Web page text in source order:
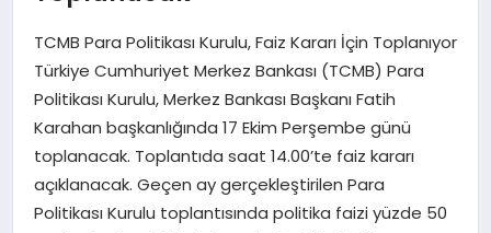
SPOR
YAŞAM
EĞITIM
TCMB Para Politikası Kurulu, Faiz Kararı İçin Toplanıyor
Türkiye Cumhuriyet Merkez Bankası (TCMB) Para
Politikası Kurulu, Merkez Bankası Başkanı Fatih
Karahan başkanlığında 17 Ekim Perşembe günü
toplanacak. Toplantıda saat 14.00’te faiz kararı
açıklanacak. Geçen ay gerçekleştirilen Para
Politikası Kurulu toplantısında politika faizi yüzde 50